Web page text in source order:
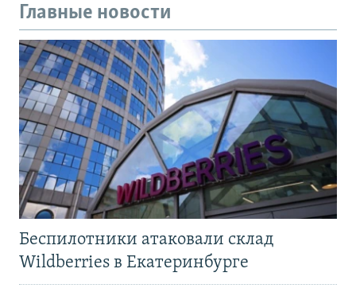
Главные новости
Беспилотники атаковали склад
Wildberries в Екатеринбурге